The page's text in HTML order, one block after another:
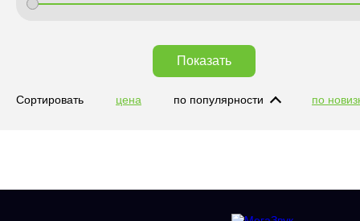
Показать
Сортировать цена по популярности по